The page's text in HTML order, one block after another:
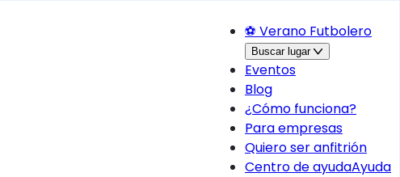
⚽ Verano Futbolero
Buscar lugar
Eventos
Blog
¿Cómo funciona?
Para empresas
Quiero ser anfitrión
Centro de ayudaAyuda